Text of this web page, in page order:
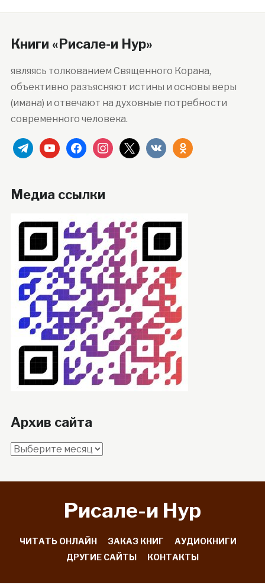
Книги «Рисале-и Нур»
являясь толкованием Священного Корана,
объективно разъясняют истины и основы веры
(имана) и отвечают на духовные потребности
современного человека.
telegramyoutubefacebookinstagram
x vkontakteodnoklassniki
Медиа ссылки
Архив сайта
Архив
Рисале-и Hyp
ЧИТАТЬ ОНЛАЙН ЗАКАЗ КНИГ
АУДИОКНИГИ
ДРУГИЕ САЙТЫ
КОНТАКТЫ